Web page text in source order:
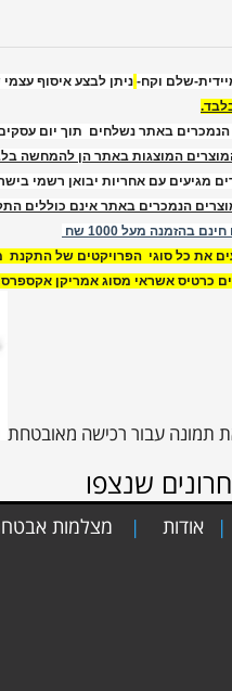
שלם וקח- ניתן לבצע איסוף
הנמכרים באתר נשלחים תוך יום
המוצגות באתר הן להמחשה
מגיעים עם אחריות יבואן רשמי
הנמכרים באתר אינם כוללים
בהזמנה מעל 1000 שח
את כל סוגי הפרויקטים של התקנת
כרטיס אשראי מסוג אמריקן
שנצפו
| אודות | מצלמות